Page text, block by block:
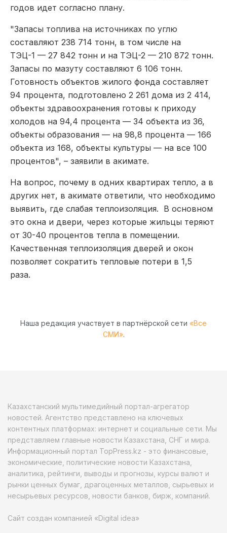
годов идет согласно плану.
"Запасы топлива на источниках по углю
составляют 238 714 тонн, в том числе на
ТЭЦ-1 — 27 842 тонн и на ТЭЦ-2 — 210 872 тонн.
Запасы по мазуту составляют 6 106 тонн.
Готовность объектов жилого фонда составляет
94 процента, подготовлено 2 261 дома из 2 414,
объекты здравоохранения готовы к приходу
холодов на 94,4 процента — 34 объекта из 36,
объекты образования — на 98,8 процента — 166
объекта из 168, объекты культуры — на все 100
процентов", – заявили в акимате.
На вопрос, почему в одних квартирах тепло, а в
других нет, в акимате ответили, что необходимо
выявить, где слабая теплоизоляция. В основном
это окна и двери, через которые жильцы теряют
от 30-40 процентов тепла в помещении.
Качественная теплоизоляция дверей и окон
позволяет сократить тепловые потери в 1,5
раза.
Наша редакция участвует в партнёрской сети «Все
СМИ».
Казахстанский мультимедийный портал-агрегатор
новостей. Агентство представлено на ключевых
контентных платформах: интернет и социальные сети. Мы
представляем главные новости Казахстана, СНГ и мира.
Информационный портал TopPress.kz - это финансовые,
экономические, политические новости Казахстана,
аналитика, рейтинги, выводы и прогнозы, курсы валют и
рынки ценных бумаг, драгоценных металлов, сырьевых и
несырьевых ресурсов, новости банков, бирж, компаний.
Сайт создан компанией «Digital idea»